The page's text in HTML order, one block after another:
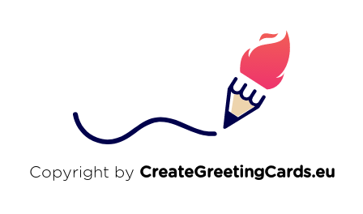
Copyright by CreateGreetingCards.eu